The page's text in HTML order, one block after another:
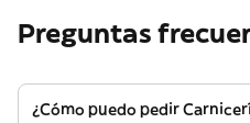
Preguntas
¿Cómo puedo pedir